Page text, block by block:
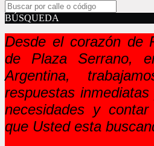
BÚSQUEDA
Desde el corazón de
de Plaza Serrano,
Argentina,
respuestas
necesidades y
que Usted esta